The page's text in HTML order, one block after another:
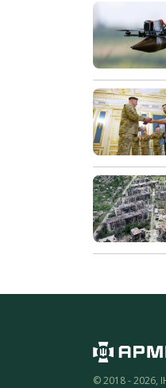
© 2018 - 2026,